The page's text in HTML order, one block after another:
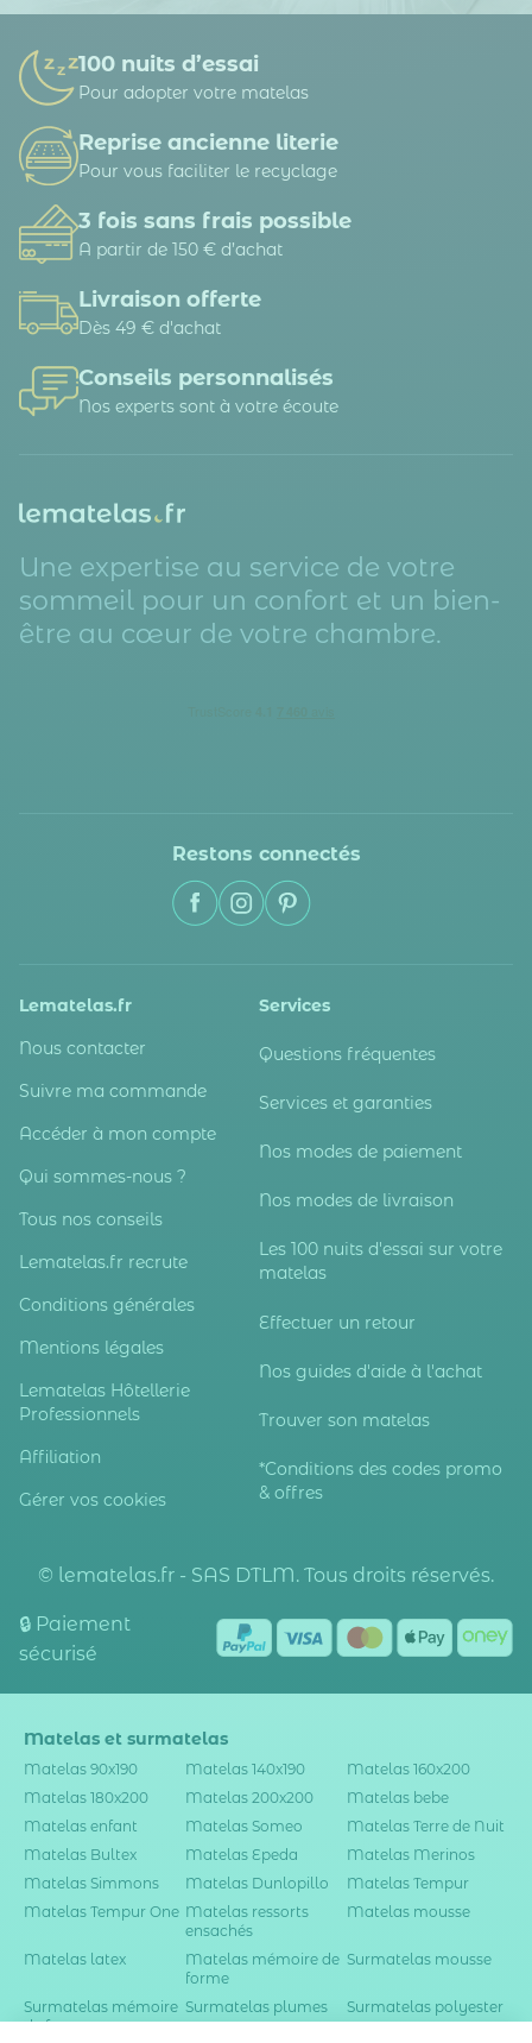
100 nuits d’essai
Pour adopter votre matelas
Reprise ancienne literie
Pour vous faciliter le recyclage
3 fois sans frais possible
A partir de 150 € d’achat
Livraison offerte
Dès 49 € d'achat
Conseils personnalisés
Nos experts sont à votre écoute
Une expertise au service de votre
sommeil pour un confort et un bien-
être au cœur de votre chambre.
Restons connectés
Lematelas.fr
Nous contacter
Suivre ma commande
Accéder à mon compte
Qui sommes-nous ?
Tous nos conseils
Lematelas.fr recrute
Conditions générales
Mentions légales
Lematelas Hôtellerie
Professionnels
Affiliation
Gérer vos cookies
Services
Questions fréquentes
Services et garanties
Nos modes de paiement
Nos modes de livraison
Les 100 nuits d'essai sur votre
matelas
Effectuer un retour
Nos guides d'aide à l'achat
Trouver son matelas
*Conditions des codes promo
& offres
© lematelas.fr - SAS DTLM. Tous droits réservés.
🔒 Paiement
sécurisé
Matelas et surmatelas
Matelas 90x190 Matelas 140x190
Matelas 160x200
Matelas 180x200
Matelas 200x200
Matelas bebe
Matelas enfant
Matelas Someo
Matelas Terre de Nuit
Matelas Bultex
Matelas Epeda
Matelas Merinos
Matelas Simmons
Matelas Dunlopillo
Matelas Tempur
Matelas Tempur One Matelas ressorts
ensachés
Matelas mousse
Matelas latex
Matelas mémoire de
forme
Surmatelas mousse
Surmatelas mémoire
de forme
Surmatelas plumes Surmatelas polyester